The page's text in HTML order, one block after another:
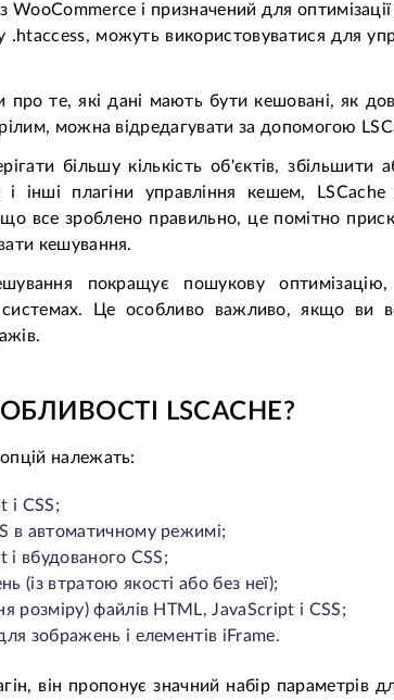
WooCommerce і призначений для оптимізації
.htaccess, можуть використовуватися для
те, які дані мають бути кешовані, як
можна відредагувати за допомогою
більшу кількість об'єктів, збільшити
і інші плагіни управління кешем,
все зроблено правильно, це помітно
кешування.
покращує пошукову
Це особливо важливо, якщо ви
LSCACHE?
належать:
і CSS;
в автоматичному режимі;
і вбудованого CSS;
(із втратою якості або без неї);
розміру) файлів HTML, JavaScript і CSS;
зображень і елементів iFrame.
він пропонує значний набір параметрів